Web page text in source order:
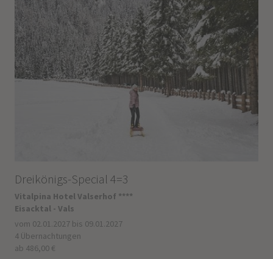
Dreikönigs-Special 4=3
Vitalpina Hotel Valserhof ****
Eisacktal - Vals
vom 02.01.2027 bis 09.01.2027
4 Übernachtungen
ab 486,00 €